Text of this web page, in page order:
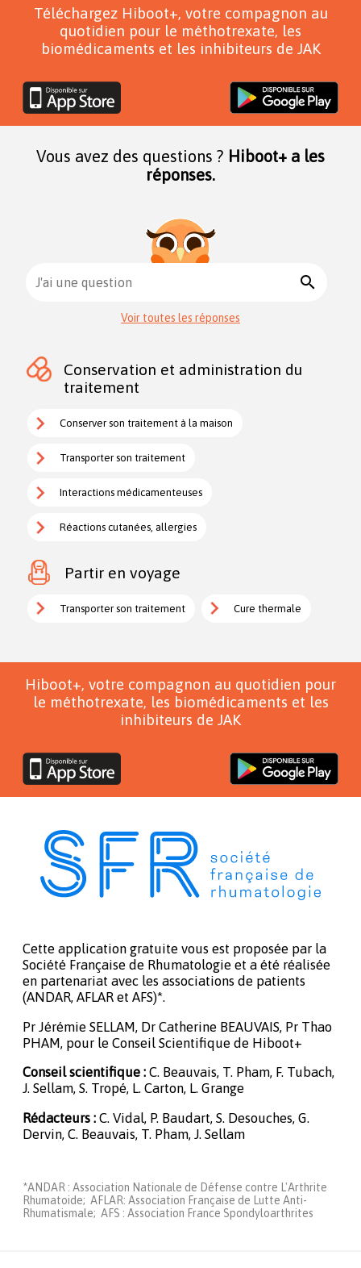
Téléchargez Hiboot+, votre compagnon au
quotidien pour le méthotrexate, les
biomédicaments et les inhibiteurs de JAK
Vous avez des questions ? Hiboot+ a les
réponses.
J'ai une question search
Voir toutes les réponses
Conservation et administration du
traitement
Conserver son traitement à la maison
Transporter son traitement
Interactions médicamenteuses
Réactions cutanées, allergies
Partir en voyage
Transporter son traitement Cure thermale
Hiboot+, votre compagnon au quotidien pour
le méthotrexate, les biomédicaments et les
inhibiteurs de JAK
Cette application gratuite vous est proposée par la
Société Française de Rhumatologie et a été réalisée
en partenariat avec les associations de patients
(ANDAR, AFLAR et AFS)*.
Pr Jérémie SELLAM, Dr Catherine BEAUVAIS, Pr Thao
PHAM, pour le Conseil Scientifique de Hiboot+
Conseil scientifique : C. Beauvais, T. Pham, F. Tubach,
J. Sellam, S. Tropé, L. Carton, L. Grange
Rédacteurs : C. Vidal, P. Baudart, S. Desouches, G.
Dervin, C. Beauvais, T. Pham, J. Sellam
*ANDAR : Association Nationale de Défense contre L'Arthrite
Rhumatoide; AFLAR: Association Française de Lutte Anti-
Rhumatismale; AFS : Association France Spondyloarthrites